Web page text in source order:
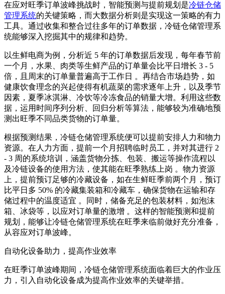
在应对旺季订单波峰挑战时，智能预测与提前规划是冷链仓储
管理系统的关键策略，而大数据分析则是实现这一策略的有力
工具。通过收集和整合过往多年的订单数据，冷链仓储管理系
统能够深入挖掘其中的规律和趋势。
以生鲜电商为例，分析近 5 年的订单数据后发现，每年春节前
一个月，水果、肉类等生鲜产品的订单量会比平日增长 3 - 5
倍，且周末的订单量普遍高于工作日 。再结合市场趋势，如
健康饮食理念的兴起使得有机蔬菜的需求逐年上升，以及季节
因素，夏季冰淇淋、冷饮等冷冻食品的销量大增。利用这些数
据，运用时间序列分析、回归分析等算法，能够较为准确地预
测出旺季不同品类货物的订单量。
根据预测结果，冷链仓储管理系统便可以提前安排人力和物力
资源。在人力方面，提前一个月招聘临时员工，并对其进行 2
- 3 周的系统培训，涵盖货物分拣、包装、搬运等操作流程以
及冷链设备的使用方法，使其能在旺季熟练上岗 。物力资源
上，提前预订足够的冷藏设备，如在生鲜旺季前两个月，预订
比平日多 50% 的冷藏集装箱和冷藏车，确保货物在运输和存
储过程中的温度适宜 。同时，储备充足的包装材料，如泡沫
箱、冰袋等，以应对订单量的激增 。这样的智能预测和提前
规划，能够让冷链仓储管理系统在旺季来临前做好充分准备，
从容应对订单波峰。
自动化设备助力，提高作业效率
在旺季订单波峰期间，冷链仓储管理系统面临着巨大的作业压
力，引入自动化设备成为提高作业效率的关键举措。